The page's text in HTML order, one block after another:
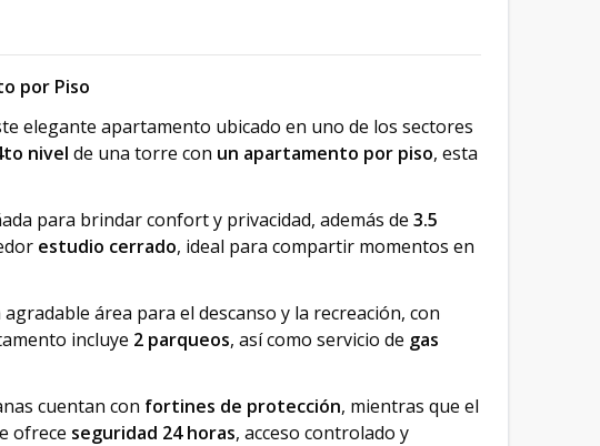
por Piso
elegante apartamento ubicado en uno de los sectores
nivel de una torre con un apartamento por piso, esta
para brindar confort y privacidad, además de 3.5
estudio cerrado, ideal para compartir momentos en
área para el descanso y la recreación, con
incluye 2 parqueos, así como servicio de gas
cuentan con fortines de protección, mientras que el
ofrece seguridad 24 horas, acceso controlado y